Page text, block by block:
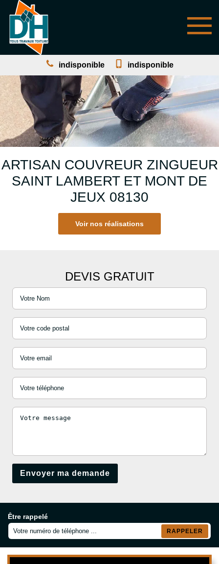
indisponible indisponible
ARTISAN COUVREUR ZINGUEUR
SAINT LAMBERT ET MONT DE
JEUX 08130
Voir nos réalisations
DEVIS GRATUIT
Être rappelé